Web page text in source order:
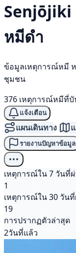
Senjōjiki
หมีดำ
ข้อมูลเหตุการณ์หมี
ชุมชน
376 เหตุการณ์หมีที่
แจ้งเตือน
แผนเดินทาง
รายงานปัญหาข้อมูล
เหตุการณ์ใน 7 วันที่
1
เหตุการณ์ใน 30 วัน
19
การปรากฏตัวล่าสุด
2วันที่แล้ว